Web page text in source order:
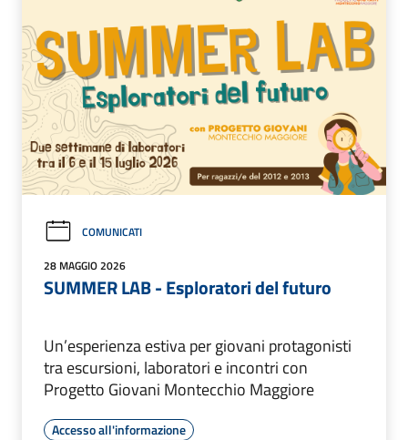
COMUNICATI
28 MAGGIO 2026
SUMMER LAB - Esploratori del futuro
Un’esperienza estiva per giovani protagonisti
tra escursioni, laboratori e incontri con
Progetto Giovani Montecchio Maggiore
Accesso all'informazione